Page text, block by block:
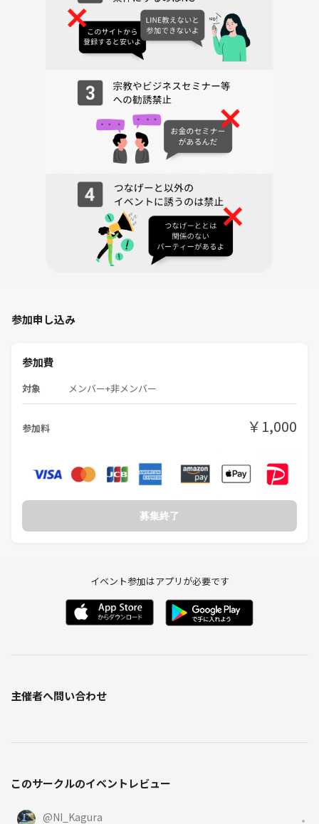
・遅刻厳禁です🙅
遅刻される場合は待たずに先に始めますので、必ず間に合うように来て
ください！万が一遅れる場合は必ず連絡をいれてください！
約束が守れない人は帰ってもらいます🫵
本当はそんなことはしたくないので、皆で楽しみましょう😆
皆様の参加を心よりお待ちしております😉👍🎶
参加申し込み
参加費
対象 メンバー+非メンバー
参加料 ￥1,000
募集終了
イベント参加はアプリが必要です
主催者へ問い合わせ
このサークルのイベントレビュー
@NI_Kagura